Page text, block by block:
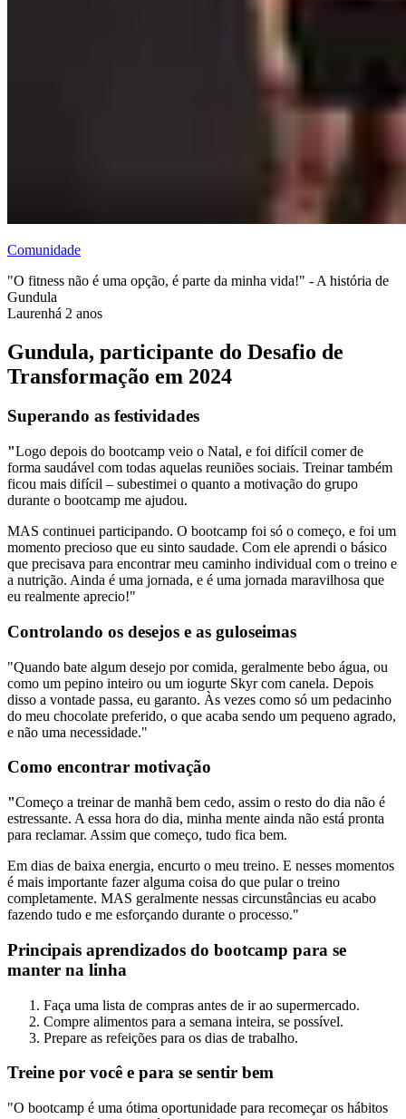
Comunidade
"O fitness não é uma opção, é parte da minha vida!" - A história de
Gundula
Laurenhá 2 anos
Gundula, participante do Desafio de
Transformação em 2024
Superando as festividades
"Logo depois do bootcamp veio o Natal, e foi difícil comer de
forma saudável com todas aquelas reuniões sociais. Treinar também
ficou mais difícil – subestimei o quanto a motivação do grupo
durante o bootcamp me ajudou.
MAS continuei participando. O bootcamp foi só o começo, e foi um
momento precioso que eu sinto saudade. Com ele aprendi o básico
que precisava para encontrar meu caminho individual com o treino e
a nutrição. Ainda é uma jornada, e é uma jornada maravilhosa que
eu realmente aprecio!"
Controlando os desejos e as guloseimas
"Quando bate algum desejo por comida, geralmente bebo água, ou
como um pepino inteiro ou um iogurte Skyr com canela. Depois
disso a vontade passa, eu garanto. Às vezes como só um pedacinho
do meu chocolate preferido, o que acaba sendo um pequeno agrado,
e não uma necessidade."
Como encontrar motivação
"Começo a treinar de manhã bem cedo, assim o resto do dia não é
estressante. A essa hora do dia, minha mente ainda não está pronta
para reclamar. Assim que começo, tudo fica bem.
Em dias de baixa energia, encurto o meu treino. E nesses momentos
é mais importante fazer alguma coisa do que pular o treino
completamente. MAS geralmente nessas circunstâncias eu acabo
fazendo tudo e me esforçando durante o processo."
Principais aprendizados do bootcamp para se
manter na linha
Faça uma lista de compras antes de ir ao supermercado.
Compre alimentos para a semana inteira, se possível.
Prepare as refeições para os dias de trabalho.
Treine por você e para se sentir bem
"O bootcamp é uma ótima oportunidade para recomeçar os hábitos